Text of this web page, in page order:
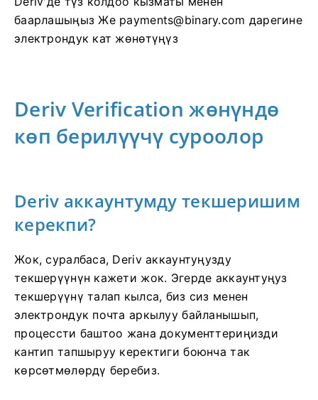
баарлашыңыз Же payments@binary.com дарегине
электрондук кат жөнөтүңүз
Deriv Verification жөнүндө
көп берилүүчү суроолор
Deriv аккаунтумду текшеришим
керекпи?
Жок, суралбаса, Deriv аккаунтуңузду
текшерүүнүн кажети жок. Эгерде аккаунтуңуз
текшерүүнү талап кылса, биз сиз менен
электрондук почта аркылуу байланышып,
процессти баштоо жана документтериңизди
кантип тапшыруу керектиги боюнча так
көрсөтмөлөрдү беребиз.